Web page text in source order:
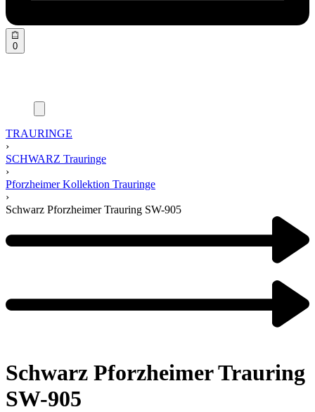
0
TRAURINGE
›
SCHWARZ Trauringe
›
Pforzheimer Kollektion Trauringe
›
Schwarz Pforzheimer Trauring SW-905
navigation
Schwarz Pforzheimer Trauring
SW-905